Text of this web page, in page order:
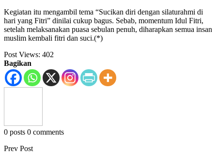
Kegiatan itu mengambil tema “Sucikan diri dengan silaturahmi di
hari yang Fitri” dinilai cukup bagus. Sebab, momentum Idul Fitri,
setelah melaksanakan puasa sebulan penuh, diharapkan semua insan
muslim kembali fitri dan suci.(*)
Post Views: 402
Bagikan
0 posts 0 comments
Prev Post